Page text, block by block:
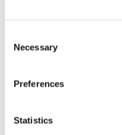
Selection
Necessary
Preferences
Statistics